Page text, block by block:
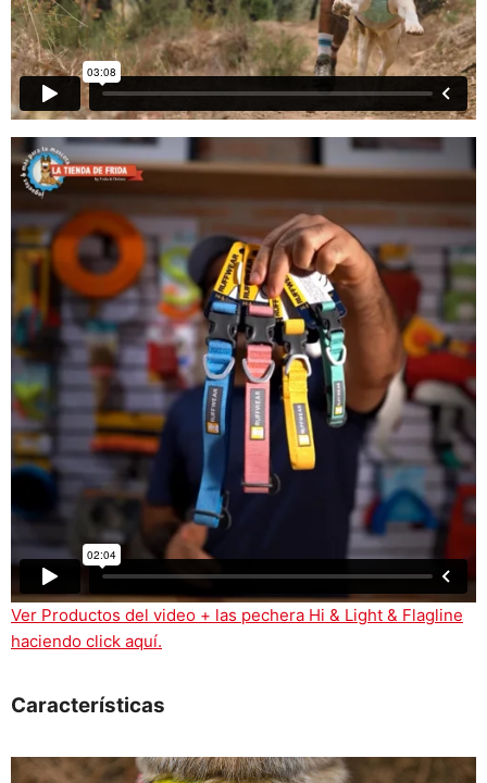
Ver Productos del video + las pechera Hi & Light & Flagline
haciendo click aquí.
Características